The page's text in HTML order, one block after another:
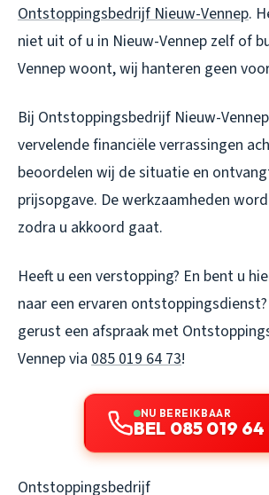
Ontstoppingsbedrijf Nieuw-Vennep.
niet uit of u in Nieuw-Vennep zelf of
Vennep woont, wij hanteren geen
Bij Ontstoppingsbedrijf Nieuw-
vervelende financiële verrassingen
beoordelen wij de situatie en
prijsopgave. De werkzaamheden
zodra u akkoord gaat.
Heeft u een verstopping? En bent u
naar een ervaren
gerust een afspraak met
Vennep via 085 019 64 73!
NU BEREIKBAAR
BEL 085 019 64
Ontstoppingsbedrijf